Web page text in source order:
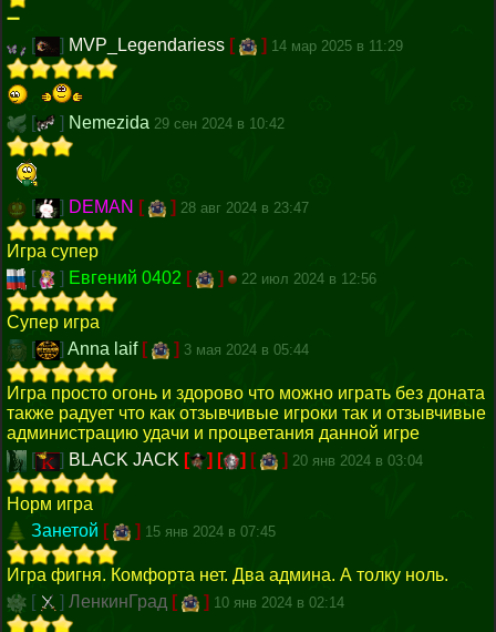
➖
[
] MVP_Legendariess [ ] 14 мар 2025 в 11:29
[ ] Nemezida 29 сен 2024 в 10:42
[ ] DEMAN [ ] 28 авг 2024 в 23:47
Игра супер
[
] Евгений 0402 [ ] 22 июл 2024 в 12:56
Супер игра
[
] Anna laif [ ] 3 мая 2024 в 05:44
Игра просто огонь и здорово что можно играть без доната
также радует что как отзывчивые игроки так и отзывчивые
администрацию удачи и процветания данной игре
[
] BLACK JACK [ ] [ ] [ ] 20 янв 2024 в 03:04
Норм игра
Занетой [ ] 15 янв 2024 в 07:45
Игра фигня. Комфорта нет. Два админа. А толку ноль.
[
] ЛенкинГрад [ ] 10 янв 2024 в 02:14